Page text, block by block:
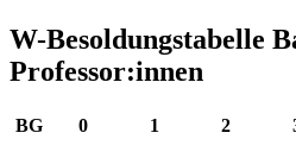
W-Besoldungstabelle
Professor:innen
BG 0 1 2